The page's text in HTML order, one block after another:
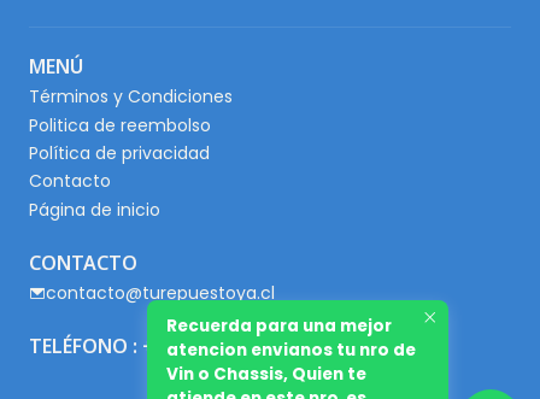
MENÚ
Términos y Condiciones
Politica de reembolso
Política de privacidad
Contacto
Página de inicio
CONTACTO
contacto@turepuestoya.cl
TELÉFONO : +56 9 65667345
Recuerda para una mejor
atencion envianos tu nro de
Vin o Chassis, Quien te